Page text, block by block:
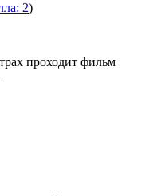
2)
проходит фильм